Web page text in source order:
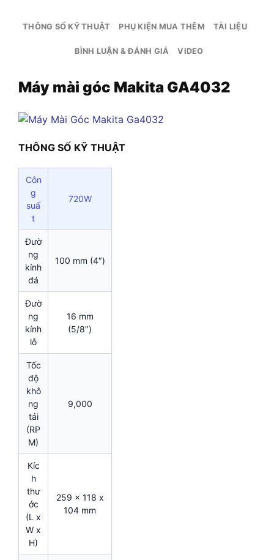
THÔNG SỐ KỸ THUẬT PHỤ KIỆN MUA THÊM TÀI LIỆU
BÌNH LUẬN & ĐÁNH GIÁ VIDEO
Máy mài góc Makita GA4032
THÔNG SỐ KỸ THUẬT
Côn
g
suấ
t
720W
Đườ
ng
kính
đá
100 mm (4″)
Đườ
ng
kính
lỗ
16 mm
(5/8″)
Tốc
độ
khô
ng
tải
(RP
M)
9,000
Kíc
h
thư
ớc
(L x
W x
H)
259 x 118 x
104 mm